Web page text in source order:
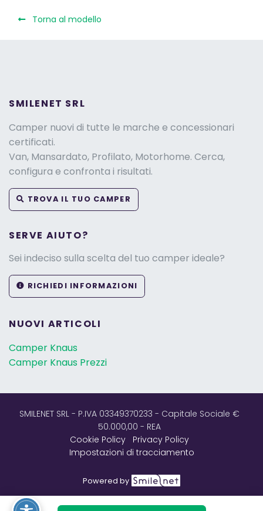
Torna al modello
SMILENET SRL
Camper nuovi di tutte le marche e concessionari
certificati.
Van, Mansardato, Profilato, Motorhome. Cerca,
configura e confronta i risultati.
TROVA IL TUO CAMPER
SERVE AIUTO?
Sei indeciso sulla scelta del tuo camper ideale?
RICHIEDI INFORMAZIONI
NUOVI ARTICOLI
Camper Knaus
Camper Knaus Prezzi
SMILENET SRL - P.IVA 03349370233 - Capitale Sociale €
50.000,00 - REA
Cookie Policy
Privacy Policy
Impostazioni di tracciamento
Powered by
SOCIAL NETWORK: